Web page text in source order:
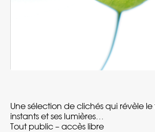
Une sélection de clichés qui révèle le
instants et ses lumières…
Tout public – accès libre